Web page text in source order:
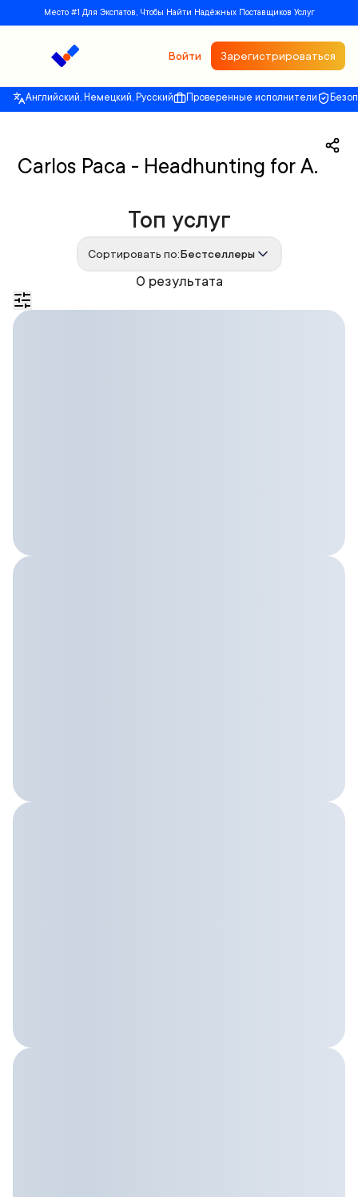
Место #1 Для Экспатов, Чтобы Найти Надёжных Поставщиков Услуг
Войти Зарегистрироваться
Английский, Немецкий, Русский Проверенные исполнители
Carlos Paca - Headhunting for A.
0 результата
Топ услуг
Сортировать по:Бестселлеры